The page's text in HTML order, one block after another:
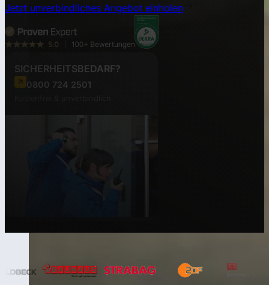
Jetzt unverbindliches Angebot einholen
SICHERHEITSBEDARF?
0800 724 2501